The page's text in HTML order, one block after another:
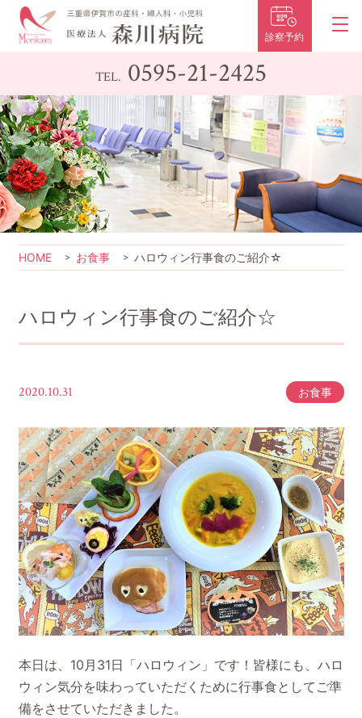
診察予約
TEL. 0595-21-2425
HOME お食事 ハロウィン行事食のご紹介☆
ハロウィン行事食のご紹介☆
2020.10.31 お食事
本日は、10月31日「ハロウィン」です！皆様にも、ハロ
ウィン気分を味わっていただくために行事食としてご準
備をさせていただきました。